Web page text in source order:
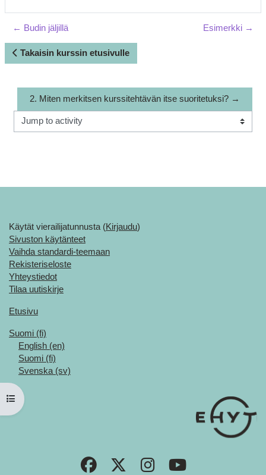
Avaa kurssisisältö
← Budin jäljillä Esimerkki →
Takaisin kurssin etusivulle
Jump to activity
2. Miten merkitsen kurssitehtävän itse suoritetuksi? →
Käytät vierailijatunnusta (Kirjaudu)
Sivuston käytänteet
Vaihda standardi-teemaan
Rekisteriseloste
Yhteystiedot
Tilaa uutiskirje
Etusivu
Suomi ‎(fi)‎
English ‎(en)‎
Suomi ‎(fi)‎
Svenska ‎(sv)‎